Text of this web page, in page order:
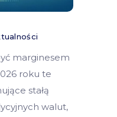
marginesem
roku te
stałą
walut,